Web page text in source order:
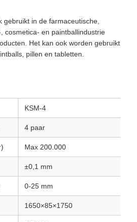
gebruikt in de farmaceutische,
cosmetica- en paintballindustrie
Het kan ook worden gebruikt
pillen en tabletten.
KSM-4
4 paar
Max 200.000
±0,1 mm
0-25 mm
1650×85×1750